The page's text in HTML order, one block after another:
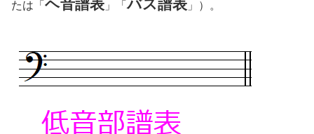
たは「 ヘ音譜表 」「バス譜表 」）。